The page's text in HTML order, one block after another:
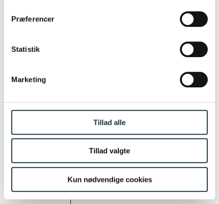
cookiedeklarationen ved at klikke ’Om’.
Læs mere om vores behandling af personoplysninger
Præferencer
Statistik
Marketing
Tillad alle
Tillad valgte
Kun nødvendige cookies
2023- NU
2021
2021–2023
2015–2021
KARRIERE
2014
KARRIERE